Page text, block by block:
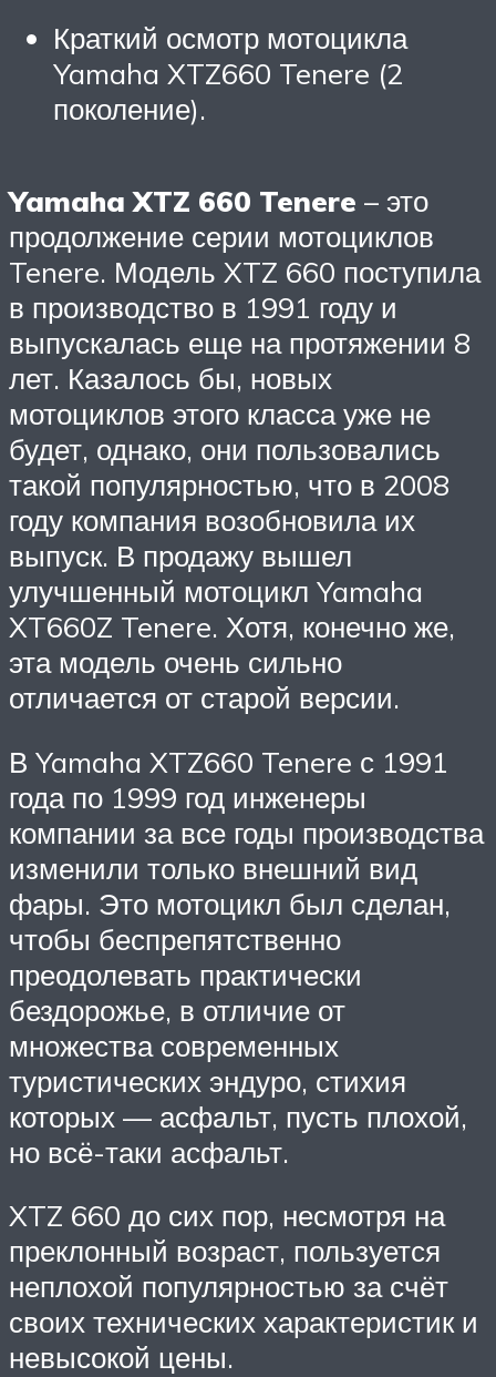
Краткий осмотр мотоцикла
Yamaha XTZ660 Tenere (2
поколение).
Yamaha XTZ 660 Tenere – это
продолжение серии мотоциклов
Tenere. Модель XTZ 660 поступила
в производство в 1991 году и
выпускалась еще на протяжении 8
лет. Казалось бы, новых
мотоциклов этого класса уже не
будет, однако, они пользовались
такой популярностью, что в 2008
году компания возобновила их
выпуск. В продажу вышел
улучшенный мотоцикл Yamaha
XT660Z Tenere. Хотя, конечно же,
эта модель очень сильно
отличается от старой версии.
В Yamaha XTZ660 Tenere с 1991
года по 1999 год инженеры
компании за все годы производства
изменили только внешний вид
фары. Это мотоцикл был сделан,
чтобы беспрепятственно
преодолевать практически
бездорожье, в отличие от
множества современных
туристических эндуро, стихия
которых — асфальт, пусть плохой,
но всё-таки асфальт.
XTZ 660 до сих пор, несмотря на
преклонный возраст, пользуется
неплохой популярностью за счёт
своих технических характеристик и
невысокой цены.